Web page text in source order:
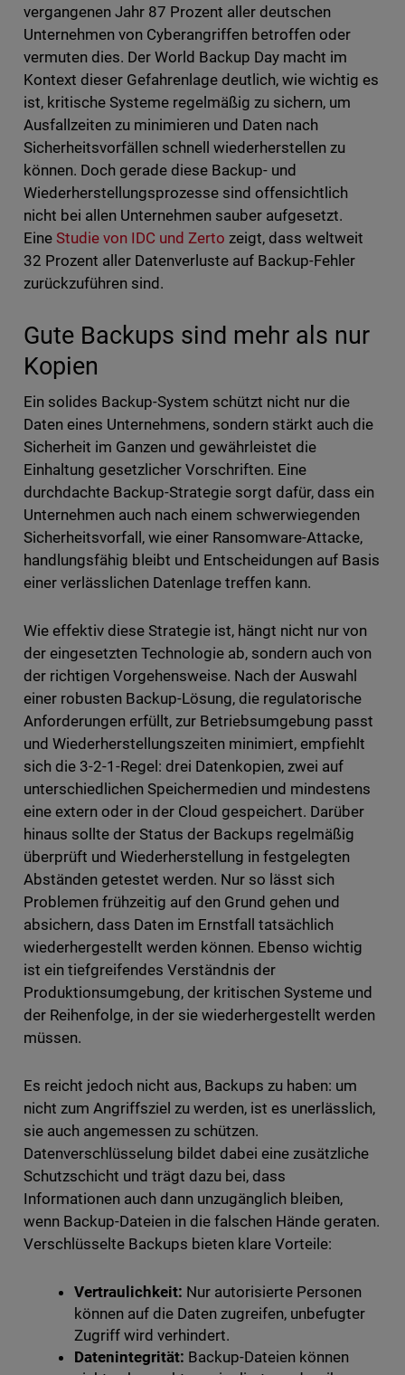
vergangenen Jahr 87 Prozent aller deutschen
Unternehmen von Cyberangriffen betroffen oder
vermuten dies. Der World Backup Day macht im
Kontext dieser Gefahrenlage deutlich, wie wichtig es
ist, kritische Systeme regelmäßig zu sichern, um
Ausfallzeiten zu minimieren und Daten nach
Sicherheitsvorfällen schnell wiederherstellen zu
können. Doch gerade diese Backup- und
Wiederherstellungsprozesse sind offensichtlich
nicht bei allen Unternehmen sauber aufgesetzt.
Eine Studie von IDC und Zerto zeigt, dass weltweit
32 Prozent aller Datenverluste auf Backup-Fehler
zurückzuführen sind.
Gute Backups sind mehr als nur
Kopien
Ein solides Backup-System schützt nicht nur die
Daten eines Unternehmens, sondern stärkt auch die
Sicherheit im Ganzen und gewährleistet die
Einhaltung gesetzlicher Vorschriften. Eine
durchdachte Backup-Strategie sorgt dafür, dass ein
Unternehmen auch nach einem schwerwiegenden
Sicherheitsvorfall, wie einer Ransomware-Attacke,
handlungsfähig bleibt und Entscheidungen auf Basis
einer verlässlichen Datenlage treffen kann.
Wie effektiv diese Strategie ist, hängt nicht nur von
der eingesetzten Technologie ab, sondern auch von
der richtigen Vorgehensweise. Nach der Auswahl
einer robusten Backup-Lösung, die regulatorische
Anforderungen erfüllt, zur Betriebsumgebung passt
und Wiederherstellungszeiten minimiert, empfiehlt
sich die 3-2-1-Regel: drei Datenkopien, zwei auf
unterschiedlichen Speichermedien und mindestens
eine extern oder in der Cloud gespeichert. Darüber
hinaus sollte der Status der Backups regelmäßig
überprüft und Wiederherstellung in festgelegten
Abständen getestet werden. Nur so lässt sich
Problemen frühzeitig auf den Grund gehen und
absichern, dass Daten im Ernstfall tatsächlich
wiederhergestellt werden können. Ebenso wichtig
ist ein tiefgreifendes Verständnis der
Produktionsumgebung, der kritischen Systeme und
der Reihenfolge, in der sie wiederhergestellt werden
müssen.
Es reicht jedoch nicht aus, Backups zu haben: um
nicht zum Angriffsziel zu werden, ist es unerlässlich,
sie auch angemessen zu schützen.
Datenverschlüsselung bildet dabei eine zusätzliche
Schutzschicht und trägt dazu bei, dass
Informationen auch dann unzugänglich bleiben,
wenn Backup-Dateien in die falschen Hände geraten.
Verschlüsselte Backups bieten klare Vorteile:
Vertraulichkeit: Nur autorisierte Personen
können auf die Daten zugreifen, unbefugter
Zugriff wird verhindert.
Datenintegrität: Backup-Dateien können